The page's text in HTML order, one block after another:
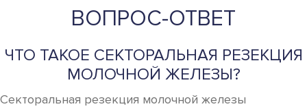
ВОПРОС-ОТВЕТ
ЧТО ТАКОЕ СЕКТОРАЛЬНАЯ РЕЗЕКЦИЯ
МОЛОЧНОЙ ЖЕЛЕЗЫ?
Секторальная резекция молочной железы